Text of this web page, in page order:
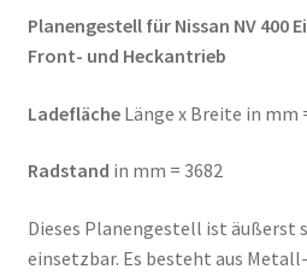
Planengestell für Nissan NV 400
Front- und Heckantrieb
LadeflächeLänge x Breite in mm
Radstand in mm = 3682
Dieses Planengestell ist äußerst
einsetzbar. Es besteht aus